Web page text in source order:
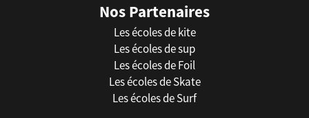
Nos Partenaires
Les écoles de kite
Les écoles de sup
Les écoles de Foil
Les écoles de Skate
Les écoles de Surf